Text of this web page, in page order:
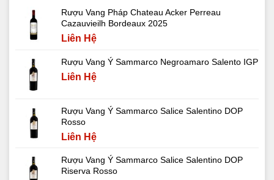
Rượu Vang Pháp Chateau Acker Perreau
Cazauvieilh Bordeaux 2025
Liên Hệ
Rượu Vang Ý Sammarco Negroamaro Salento IGP
Liên Hệ
Rượu Vang Ý Sammarco Salice Salentino DOP
Rosso
Liên Hệ
Rượu Vang Ý Sammarco Salice Salentino DOP
Riserva Rosso